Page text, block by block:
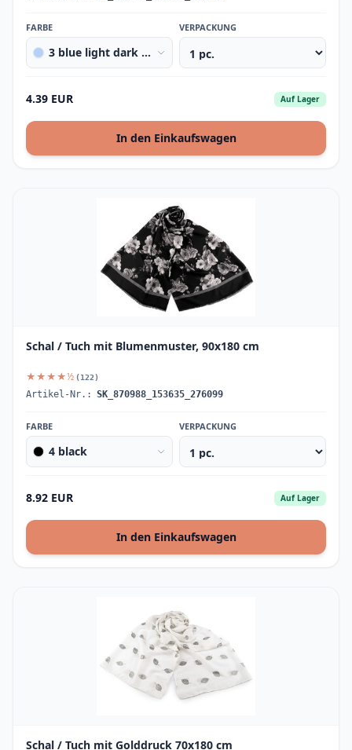
FARBE
3 blue light dark blue
VERPACKUNG
4.39 EUR Auf Lager
In den Einkaufswagen
Schal / Tuch mit Blumenmuster, 90x180 cm
★★★★½ (122)
Artikel-Nr.: SK_870988_153635_276099
FARBE
4 black
VERPACKUNG
8.92 EUR Auf Lager
In den Einkaufswagen
Schal / Tuch mit Golddruck 70x180 cm